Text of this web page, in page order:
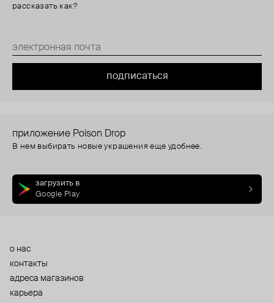
рассказать как?
подписаться
приложение Poison Drop
В нем выбирать новые украшения еще удобнее.
загрузить в
Google Play
о нас
контакты
адреса магазинов
карьера